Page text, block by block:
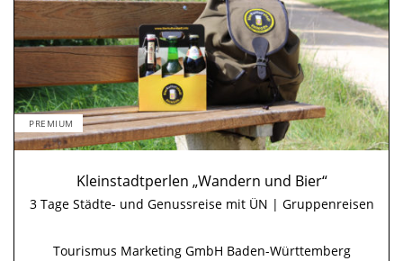
PREMIUM
Kleinstadtperlen „Wandern und Bier“
3 Tage Städte- und Genussreise mit ÜN | Gruppenreisen
Tourismus Marketing GmbH Baden-Württemberg